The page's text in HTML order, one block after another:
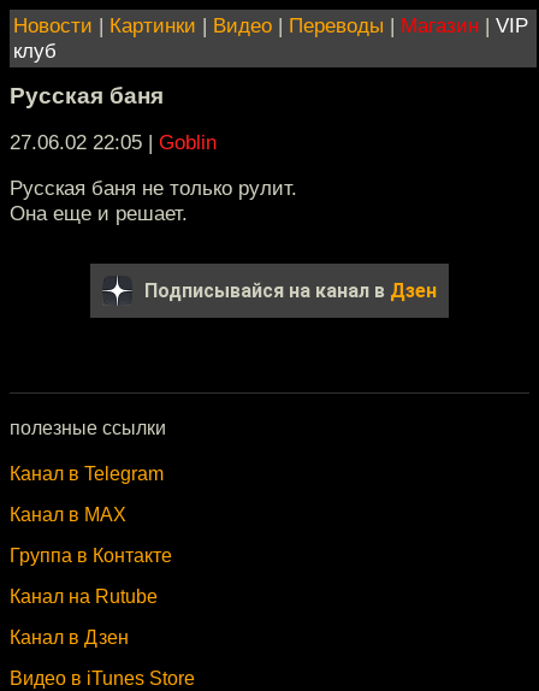
Новости | Картинки | Видео | Переводы | Магазин | VIP
клуб
Русская баня
27.06.02 22:05 | Goblin
Русская баня не только рулит.
Она еще и решает.
Подписывайся на канал в Дзен
полезные ссылки
Канал в Telegram
Канал в MAX
Группа в Контакте
Канал на Rutube
Канал в Дзен
Видео в iTunes Store